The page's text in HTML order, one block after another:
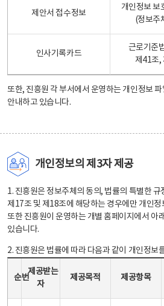
제안서 접수정보
개인정보 보
(정보주
인사기록카드
근로기준
제41조,
또한, 진흥원 각 부서에서 운영하는 개인정보 파
안내하고 있습니다.
개인정보의 제3자 제공
1. 진흥원은 정보주체의 동의, 법률의 특별한 규
제17조 및 제18조에 해당하는 경우에만 개인
또한 진흥원이 운영하는 개별 홈페이지에서 아
있습니다.
2. 진흥원은 법률에 따라 다음과 같이 개인정보
순번
제공받는
자
제공목적 제공항목